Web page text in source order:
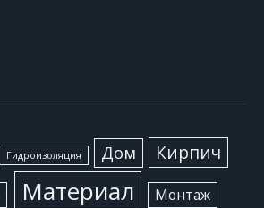
Гидроизоляция Дом Кирпич
Материал Монтаж